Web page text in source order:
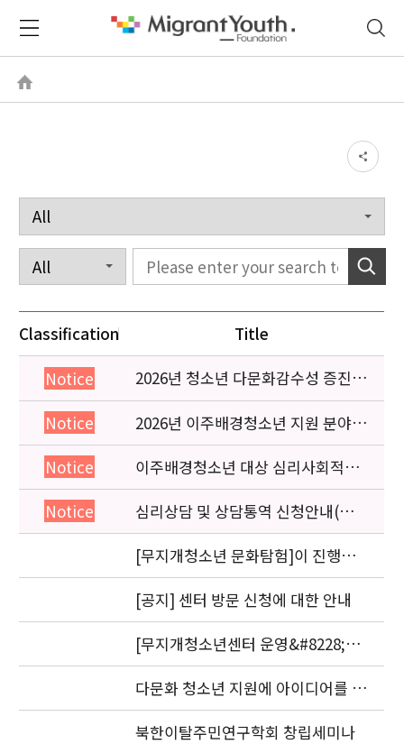
Classification Title
Notice
2026년 청소년 다문화감수성 증진
프로그램 「다가감」신청기관 안내
Notice
2026년 이주배경청소년 지원 분야
종사자 역량강화 교육 일정 안내
Notice
이주배경청소년 대상 심리사회적응
검사 연수동영상 개편 안내
Notice
심리상담 및 상담통역 신청안내(의뢰
서첨부)
[무지개청소년 문화탐험]이 진행됩
니다.
[공지] 센터 방문 신청에 대한 안내
[무지개청소년센터 운영&#8228;자
문위원회 회의] 개최
다문화 청소년 지원에 아이디어를 제
안해 주세요.
북한이탈주민연구학회 창립세미나